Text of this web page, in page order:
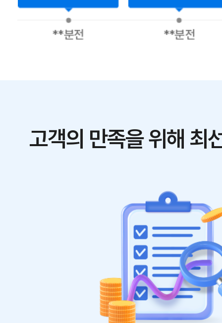
**분전 **분전
고객의 만족을 위해 최